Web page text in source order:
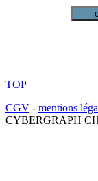
TOP
CGV - mentions
CYBERGRAPH